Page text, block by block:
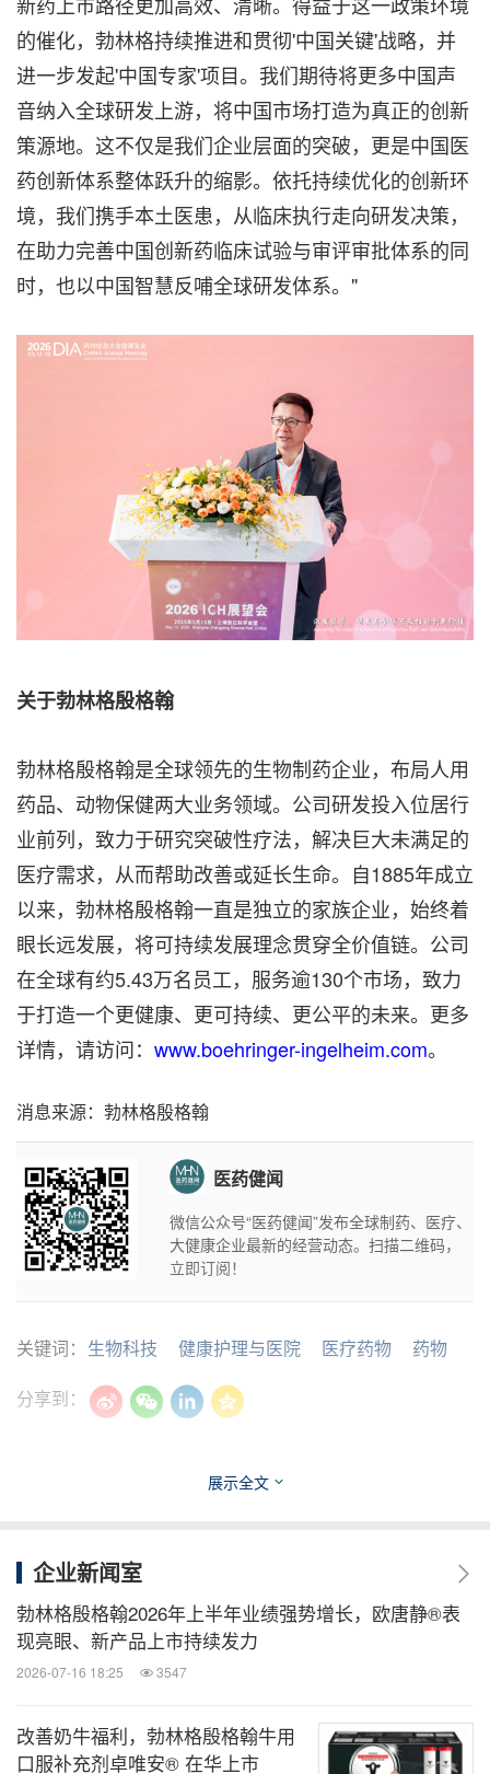
的催化，勃林格持续推进和贯彻'中国关键'战略，并
进一步发起'中国专家'项目。我们期待将更多中国声
音纳入全球研发上游，将中国市场打造为真正的创新
策源地。这不仅是我们企业层面的突破，更是中国医
药创新体系整体跃升的缩影。依托持续优化的创新环
境，我们携手本土医患，从临床执行走向研发决策，
在助力完善中国创新药临床试验与审评审批体系的同
时，也以中国智慧反哺全球研发体系。"
关于勃林格殷格翰
勃林格殷格翰是全球领先的生物制药企业，布局人用
药品、动物保健两大业务领域。公司研发投入位居行
业前列，致力于研究突破性疗法，解决巨大未满足的
医疗需求，从而帮助改善或延长生命。自1885年成立
以来，勃林格殷格翰一直是独立的家族企业，始终着
眼长远发展，将可持续发展理念贯穿全价值链。公司
在全球有约5.43万名员工，服务逾130个市场，致力
于打造一个更健康、更可持续、更公平的未来。更多
详情，请访问： www.boehringer-ingelheim.com。
消息来源：勃林格殷格翰
医药健闻
微信公众号“医药健闻”发布全球制药、医疗、
大健康企业最新的经营动态。扫描二维码，
立即订阅！
关键词： 生物科技 健康护理与医院 医疗药物
药物
分享到：
展示全文
企业新闻室
勃林格殷格翰2026年上半年业绩强势增长，欧唐静®表
现亮眼、新产品上市持续发力
2026-07-16 18:25 3547
改善奶牛福利，勃林格殷格翰牛用
口服补充剂卓唯安® 在华上市